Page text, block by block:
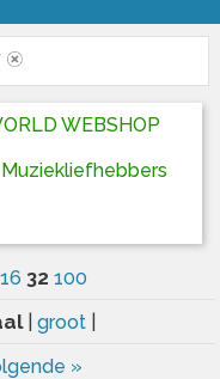
WEBSHOP
16 32 100
groot
»